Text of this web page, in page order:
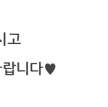
고
랍니다♥